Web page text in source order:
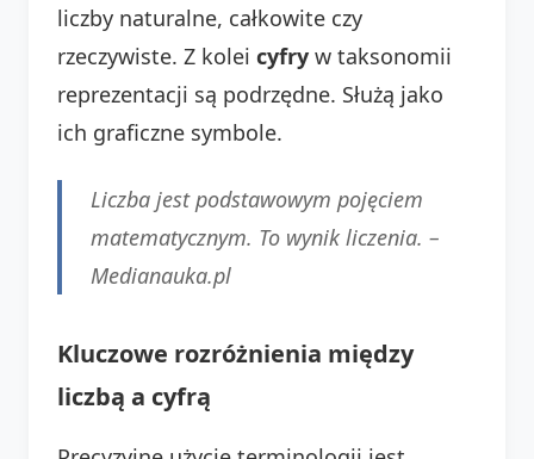
liczby naturalne, całkowite czy
rzeczywiste. Z kolei cyfry w taksonomii
reprezentacji są podrzędne. Służą jako
ich graficzne symbole.
Liczba jest podstawowym pojęciem
matematycznym. To wynik liczenia. –
Medianauka.pl
Kluczowe rozróżnienia między
liczbą a cyfrą